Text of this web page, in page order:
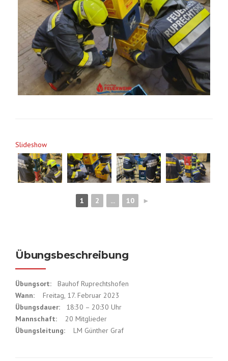
Slideshow
1 2 ... 10 ►
Übungsbeschreibung
Übungsort: Bauhof Ruprechtshofen
Wann: Freitag, 17. Februar 2023
Übungsdauer: 18:30 – 20:30 Uhr
Mannschaft: 20 Mitglieder
Übungsleitung: LM Günther Graf